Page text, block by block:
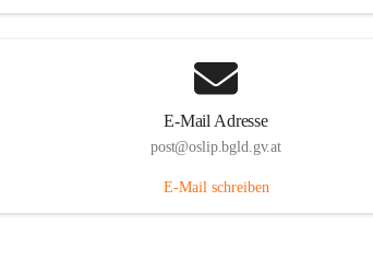
E-Mail Adresse
post@oslip.bgld.gv.at
E-Mail schreiben